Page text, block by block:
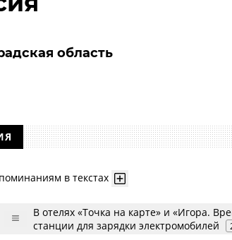
область
в текстах
В отелях «Точка на карте» и «Игора.
станции для зарядки электромобилей